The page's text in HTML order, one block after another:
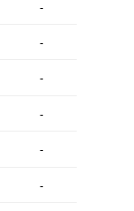
-
-
-
-
-
-